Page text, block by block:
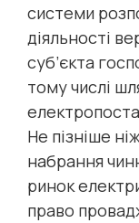
системи
діяльності
суб’єкта
тому числі
Не пізніше
набрання
ринок
право